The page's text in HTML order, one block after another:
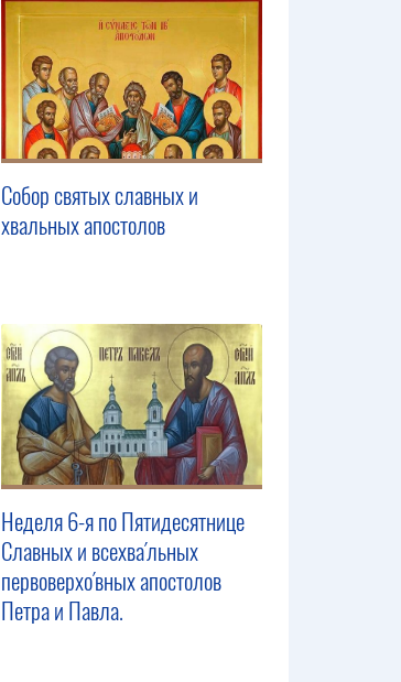
Собор святых славных и
хвальных апостолов
Неделя 6-я по Пятидесятнице
Славных и всехва́льных
первоверхо́вных апостолов
Петра и Павла.